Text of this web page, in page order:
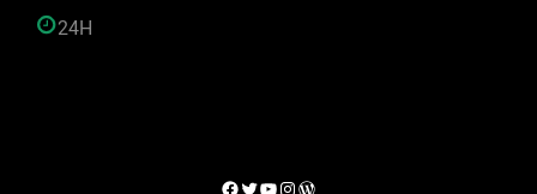
24H
Facebook
Twitter
YouTube
Instagram
WordPress